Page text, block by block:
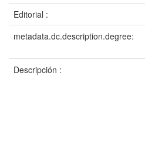
Editorial :
metadata.dc.description.degree:
Descripción :